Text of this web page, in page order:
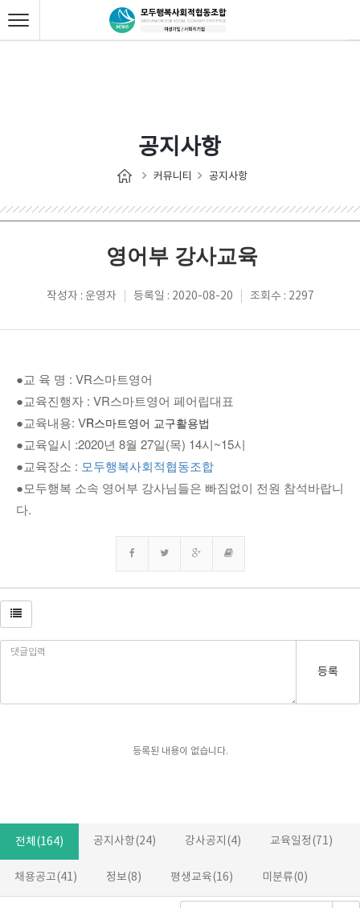
공지사항
커뮤니티 공지사항
영어부 강사교육
작성자 : 운영자 등록일 : 2020-08-20 조회수 : 2297
●교 육 명 : VR스마트영어
●교육진행자 : VR스마트영어 페어립대표
●교육내용: VR스마트영어 교구활용법
●교육일시 :2020년 8월 27일(목) 14시~15시
●교육장소 : 모두행복사회적협동조합
●모두행복 소속 영어부 강사님들은 빠짐없이 전원 참석바랍니
다.
등록
등록된 내용이 없습니다.
전체(164) 공지사항(24) 강사공지(4) 교육일정(71)
채용공고(41) 정보(8) 평생교육(16) 미분류(0)